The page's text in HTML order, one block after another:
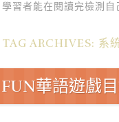
學習者能在閱讀完檢測
TAG ARCHIVES: 系
FUN華語遊戲